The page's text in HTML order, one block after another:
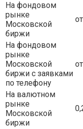
На фондовом
рынке
Московской
биржи
На фондовом
рынке
Московской
биржи с заявками
по телефону
На валютном
рынке
Московской
биржи